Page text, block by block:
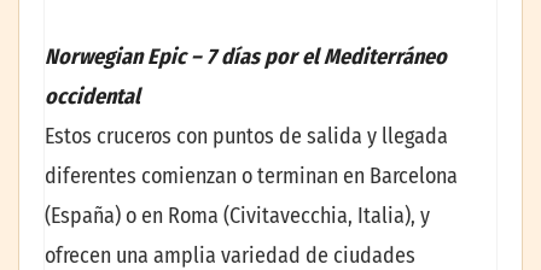
Norwegian Epic – 7 días por el Mediterráneo
occidental
Estos cruceros con puntos de salida y llegada
diferentes comienzan o terminan en Barcelona
(España) o en Roma (Civitavecchia, Italia), y
ofrecen una amplia variedad de ciudades